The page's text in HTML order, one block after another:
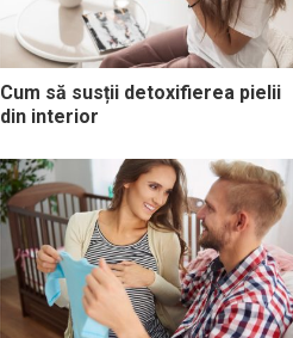
Cum să susții detoxifierea pielii
din interior